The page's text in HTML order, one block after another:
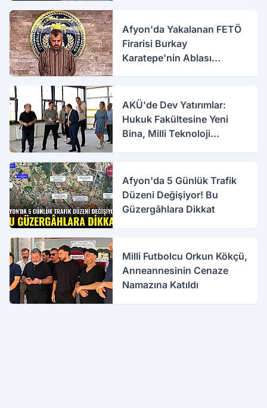
Afyon'da Yakalanan FETÖ
Firarisi Burkay
Karatepe'nin Ablası
AKÜ'de Dev Yatırımlar:
Hukuk Fakültesine Yeni
Bina, Milli Teknoloji
Afyon'da 5 Günlük Trafik
Düzeni Değişiyor! Bu
Güzergâhlara Dikkat
Milli Futbolcu Orkun Kökçü,
Anneannesinin Cenaze
Namazına Katıldı